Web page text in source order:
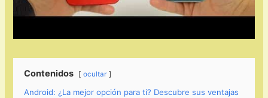
Contenidos ocultar
Android: ¿La mejor opción para ti? Descubre sus ventajas